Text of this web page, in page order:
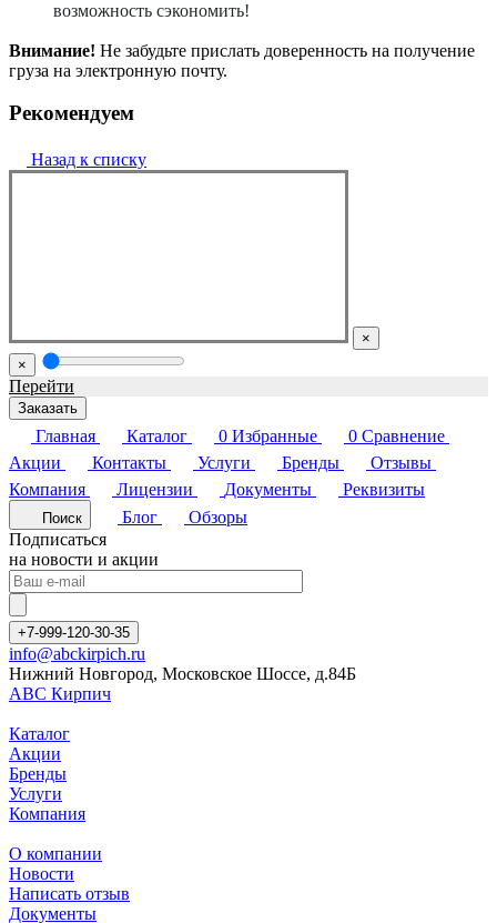
возможность сэкономить!
Внимание! Не забудьте прислать доверенность на получение
груза на электронную почту.
Рекомендуем
Назад к списку
×
×
Перейти
Заказать
Главная Каталог 0 Избранные 0 Сравнение
Акции
Контакты Услуги Бренды
Отзывы
Компания
Лицензии Документы Реквизиты
Поиск Блог
Обзоры
Подписаться
на новости и акции
+7-999-120-30-35
info@abckirpich.ru
Нижний Новгород, Московское Шоссе, д.84Б
АВС Кирпич
Каталог
Акции
Бренды
Услуги
Компания
О компании
Новости
Написать отзыв
Документы